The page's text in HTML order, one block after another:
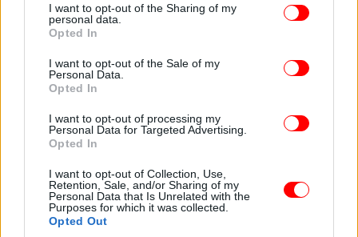
not limited to your visit or usage behaviour. You may click to
grant or deny consent to Google and its third-party tags to
use your data for below specified purposes in below Google
consent section.
I want to opt-out of the Sharing of my
personal data.
Opted In
I want to opt-out of the Sale of my
Personal Data.
Opted In
I want to opt-out of processing my
Personal Data for Targeted Advertising.
Opted In
I want to opt-out of Collection, Use,
Retention, Sale, and/or Sharing of my
Personal Data that Is Unrelated with the
Purposes for which it was collected.
Opted Out
ό,τι είναι απαραίτητο για να αποκαταστήσει την
ειρήνη και να ανοικοδομήσει την αμερικανική ισχύ
και αποτροπή στην παγκόσμια σκηνή».
ΚΟΣΜΟΣ 30/11/2024 07:05
Ο Ζελένσκι έτοιμος να τερματίσει τον πόλεμο με τη Ρωσία με
αντάλλαγμα την είσοδο της Ουκρανίας στο ΝΑΤΟ
Ένας εκπρόσωπος του Τραμπ δεν απάντησε αμέσως
σε ερώτηση για το αν ο εκλεγμένος πρόεδρος